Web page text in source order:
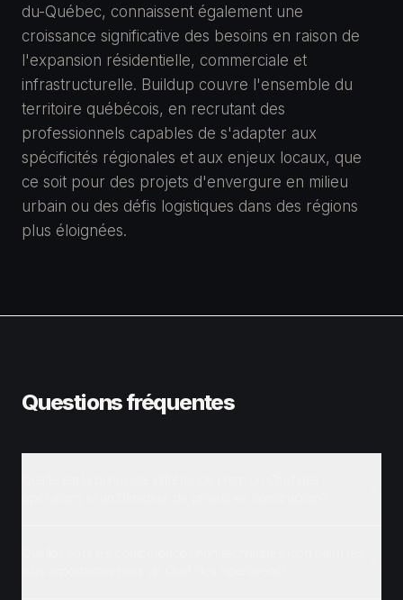
du-Québec, connaissent également une
croissance significative des besoins en raison de
l'expansion résidentielle, commerciale et
infrastructurelle. Buildup couvre l'ensemble du
territoire québécois, en recrutant des
professionnels capables de s'adapter aux
spécificités régionales et aux enjeux locaux, que
ce soit pour des projets d'envergure en milieu
urbain ou des défis logistiques dans des régions
plus éloignées.
Questions fréquentes